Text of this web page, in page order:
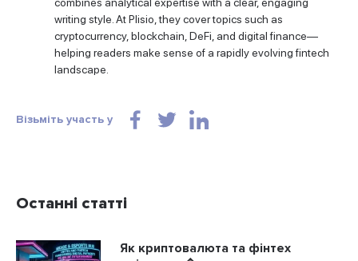
writing style. At Plisio, they cover topics such as
cryptocurrency, blockchain, DeFi, and digital finance—
helping readers make sense of a rapidly evolving fintech
landscape.
Візьміть участь у
Останні статті
Як криптовалюта та фінтех